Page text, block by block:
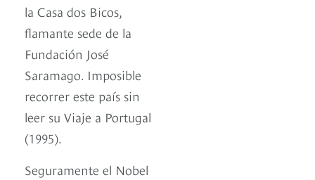
la Casa dos Bicos,
flamante sede de la
Fundación José
Saramago. Imposible
recorrer este país sin
leer su Viaje a Portugal
(1995).
Seguramente el Nobel